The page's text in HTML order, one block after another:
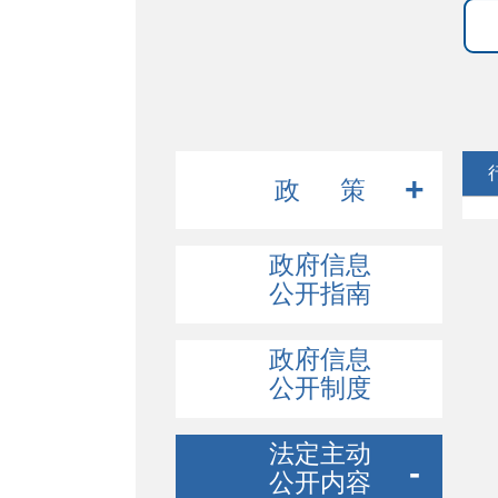
政 策
行政规范性文件
政府信息
公开指南
政府信息
公开制度
法定主动
公开内容